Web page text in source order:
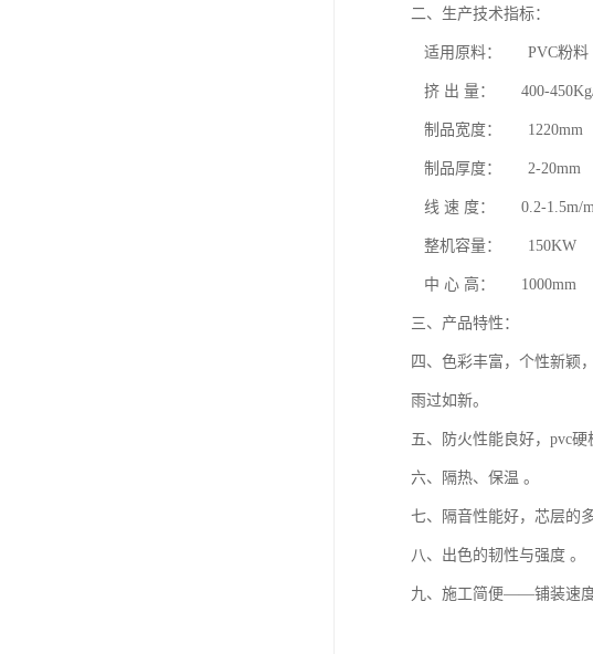
二、生产技术指标：
三、产品特性：
四、色彩丰富，个性新颖
雨过如新。
五、防火性能良好，pvc
六、隔热、保温 。
七、隔音性能好，芯层的
八、出色的韧性与强度 。